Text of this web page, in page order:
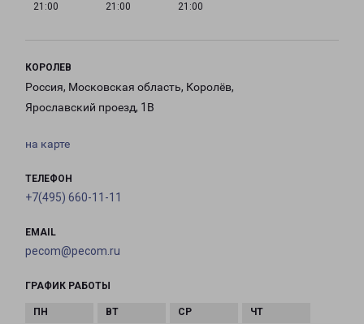
21:00
21:00
21:00
КОРОЛЕВ
Россия, Московская область, Королёв,
Ярославский проезд, 1В
на карте
ТЕЛЕФОН
+7(495) 660-11-11
EMAIL
pecom@pecom.ru
ГРАФИК РАБОТЫ